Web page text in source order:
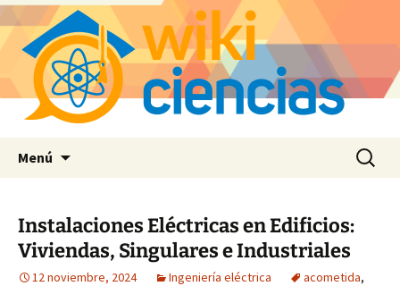
Menú Buscar:
Instalaciones Eléctricas en Edificios:
Viviendas, Singulares e Industriales
12 noviembre, 2024 Ingeniería eléctrica acometida,